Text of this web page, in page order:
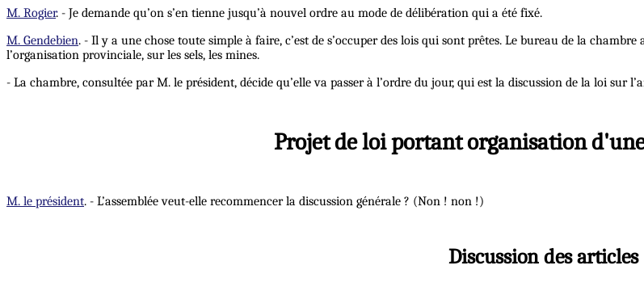
M. Rogier. - Je demande qu’on s’en tienne jusqu’à nouvel ordre au mode de délibération qui a été fixé.
M. Gendebien. - Il y a une chose toute simple à faire, c’est de s’occuper des lois qui sont prêtes. Le bureau de la
l’organisation provinciale, sur les sels, les mines.
- La chambre, consultée par M. le président, décide qu’elle va passer à l’ordre du jour, qui est la discussion de la loi sur
Projet de loi portant organisation
M. le président. - L’assemblée veut-elle recommencer la discussion générale ? (Non ! non !)
Discussion des articles